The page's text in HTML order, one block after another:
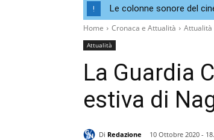
! Le colonne sonore del
Home Cronaca e Attualità Attualità
Attualità
La Guardia
estiva di
Di Redazione
10 Ottobre 2020 -